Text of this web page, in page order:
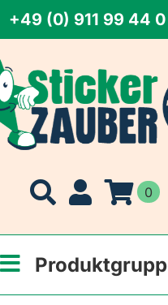
+49 (0) 911 99 44
0